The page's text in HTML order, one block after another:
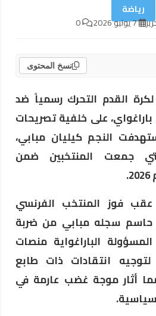
رياضة
7 يوليو 2026 0
نسخ المحتوى
لكرة القدم التحرك رسمياً ضد
على خلفية تصريحات
النجم كيليان مبابي،
جمعت المنتخبين ضمن
فوز المنتخب الفرنسي
سجله مبابي من ضربة
الباراغواية منصات
لتوجيه انتقادات ذات طابع
أثار موجة غضب عارمة في